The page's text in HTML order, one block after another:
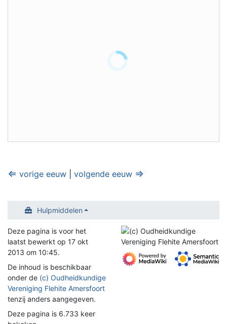
⇐ vorige eeuw volgende eeuw ⇒
Hulpmiddelen
Deze pagina is voor het
laatst bewerkt op 17 okt
2013 om 10:45.
De inhoud is beschikbaar
onder de (c) Oudheidkundige
Vereniging Flehite Amersfoort
tenzij anders aangegeven.
Deze pagina is 6.733 keer